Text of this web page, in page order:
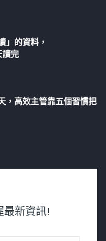
」的資料，
完
，高效主管靠五個習慣把
最新資訊!